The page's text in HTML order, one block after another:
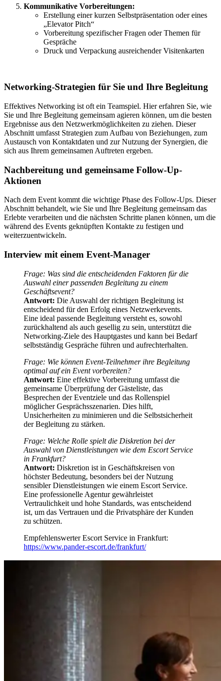
Kommunikative Vorbereitungen:
Erstellung einer kurzen Selbstpräsentation oder eines
„Elevator Pitch“
Vorbereitung spezifischer Fragen oder Themen für
Gespräche
Druck und Verpackung ausreichender Visitenkarten
Networking-Strategien für Sie und Ihre Begleitung
Effektives Networking ist oft ein Teamspiel. Hier erfahren Sie, wie
Sie und Ihre Begleitung gemeinsam agieren können, um die besten
Ergebnisse aus den Netzwerkmöglichkeiten zu ziehen. Dieser
Abschnitt umfasst Strategien zum Aufbau von Beziehungen, zum
Austausch von Kontaktdaten und zur Nutzung der Synergien, die
sich aus Ihrem gemeinsamen Auftreten ergeben.
Nachbereitung und gemeinsame Follow-Up-
Aktionen
Nach dem Event kommt die wichtige Phase des Follow-Ups. Dieser
Abschnitt behandelt, wie Sie und Ihre Begleitung gemeinsam das
Erlebte verarbeiten und die nächsten Schritte planen können, um die
während des Events geknüpften Kontakte zu festigen und
weiterzuentwickeln.
Interview mit einem Event-Manager
Frage: Was sind die entscheidenden Faktoren für die
Auswahl einer passenden Begleitung zu einem
Geschäftsevent?
Antwort: Die Auswahl der richtigen Begleitung ist
entscheidend für den Erfolg eines Netzwerkevents.
Eine ideal passende Begleitung versteht es, sowohl
zurückhaltend als auch gesellig zu sein, unterstützt die
Networking-Ziele des Hauptgastes und kann bei Bedarf
selbstständig Gespräche führen und aufrechterhalten.
Frage: Wie können Event-Teilnehmer ihre Begleitung
optimal auf ein Event vorbereiten?
Antwort: Eine effektive Vorbereitung umfasst die
gemeinsame Überprüfung der Gästeliste, das
Besprechen der Eventziele und das Rollenspiel
möglicher Gesprächsszenarien. Dies hilft,
Unsicherheiten zu minimieren und die Selbstsicherheit
der Begleitung zu stärken.
Frage: Welche Rolle spielt die Diskretion bei der
Auswahl von Dienstleistungen wie dem Escort Service
in Frankfurt?
Antwort: Diskretion ist in Geschäftskreisen von
höchster Bedeutung, besonders bei der Nutzung
sensibler Dienstleistungen wie einem Escort Service.
Eine professionelle Agentur gewährleistet
Vertraulichkeit und hohe Standards, was entscheidend
ist, um das Vertrauen und die Privatsphäre der Kunden
zu schützen.
Empfehlenswerter Escort Service in Frankfurt:
https://www.pander-escort.de/frankfurt/